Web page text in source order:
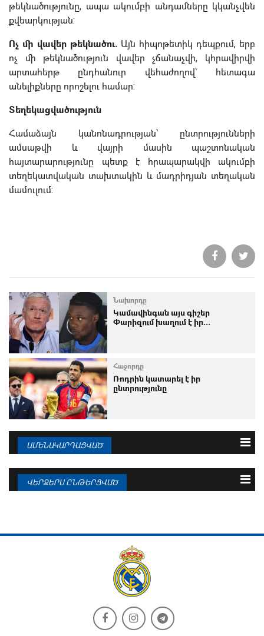
թեկնածությունը, ապա ակումբի անդամները կկանչվեն
քվեարկության:
Ոչ մի վավեր թեկնածու. Այն հիպոթետիկ դեպքում, երբ
ոչ մի թեկնածություն վավեր չճանաչվի, կհրավիրվի
արտահերթ ընդհանուր վեհաժողով՝ հետագա
անելիքները որոշելու համար:
Տեղեկացվածություն
Համաձայն կանոնադրության՝ ընտրությունների
ամսաթվի և վայրի մասին պաշտոնական
հայտարարությունը պետք է հրապարակվի ակումբի
տեղեկատվական տախտակին և մադրիդյան տեղական
մամուլում:
Նախորդը
Կամավինգան այս գիշեր
Փարիզում խաղում է իր...
Հաջորդը
Ռոդրին կատարել է իր
ընտրությունը
ԱՄԵՆԱԿԱՐԴԱՑՎԱԾ
08.08.2026
08.08.2026
Պաշտոնական հայտարարություն.
Յան Դիոմանդե
08.08.2026
Վինիսիուսը խոսել է Մոուրինիոյի
ՎԵՐՋԵՐՍ ԸՆԹԵՐՑՎԱԾ
08.08.2026
Ռոդրին կատարել է իր ընտրությունը
08.08.2026